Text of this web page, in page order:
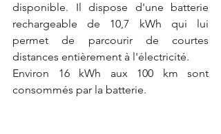
disponible. Il dispose d'une batterie
rechargeable de 10,7 kWh qui lui
permet de parcourir de courtes
distances entièrement à l'électricité.
Environ 16 kWh aux 100 km sont
consommés par la batterie.